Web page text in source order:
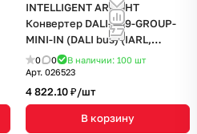
INTELLIGENT ARLIGHT
Конвертер DALI-309-GROUP-
MINI-IN (DALI bus) (IARL,
Пластик)
0 0 В наличии: 100 шт
Арт. 026523
4 822.10 ₽/шт
В корзину